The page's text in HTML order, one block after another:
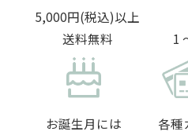
5,000円(税込)以上
送料無料
1
お誕生月には
各種